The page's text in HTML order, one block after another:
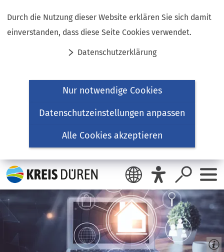
Durch die Nutzung dieser Website erklären Sie sich damit
einverstanden, dass diese Seite Cookies verwendet.
Datenschutzerklärung
Nur notwendige Cookies
Datenschutzeinstellungen anpassen
Alle Cookies akzeptieren
Inhalt anspringen